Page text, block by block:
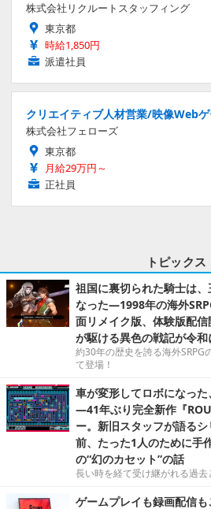
株式会社リクルートスタッフィング
東京都
時給1,850円
派遣社員
クリエイティブ人材営業/映像Web
株式会社フェローズ
東京都
月給29万円～
正社員
トピックス
祖国に裏切られた騎士は
なった―1998年の海外
面リメイク版、体験版配
が駆ける異色の戦記が令和
約30年の歴史を誇る海外
て登場！
車が変形してロボになっ
―41年ぶり完全新作『
ー。新旧スタッフが語る
前、たった1人のために手
の“幻のカセット”の話
長い時を経て受け継がれる過去
ゲームプレイも録画配信